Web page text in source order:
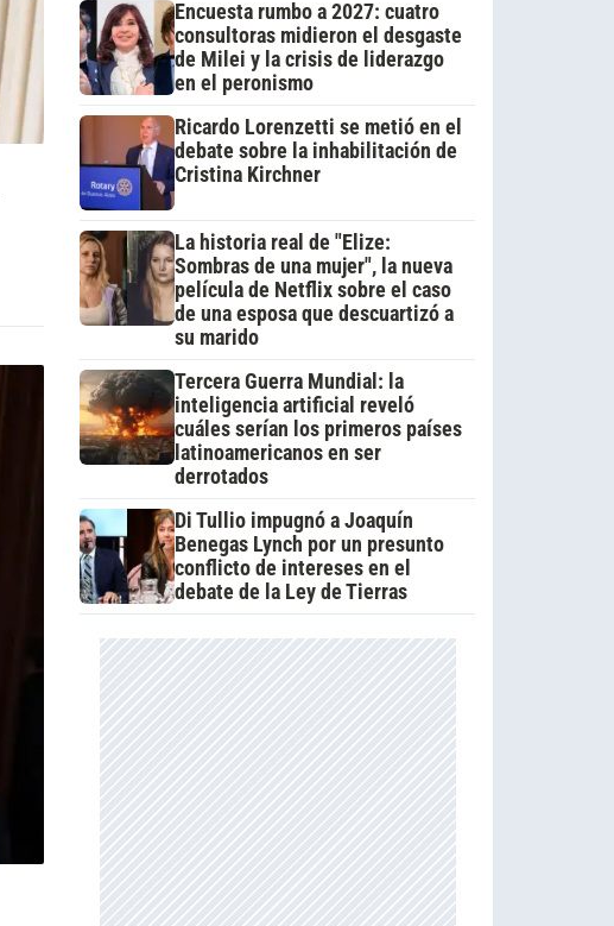
Encuesta rumbo a 2027: cuatro
consultoras midieron el desgaste
de Milei y la crisis de liderazgo
en el peronismo
Ricardo Lorenzetti se metió en el
debate sobre la inhabilitación de
Cristina Kirchner
La historia real de "Elize:
Sombras de una mujer", la nueva
película de Netflix sobre el caso
de una esposa que descuartizó a
su marido
Tercera Guerra Mundial: la
inteligencia artificial reveló
cuáles serían los primeros países
latinoamericanos en ser
derrotados
Di Tullio impugnó a Joaquín
Benegas Lynch por un presunto
conflicto de intereses en el
debate de la Ley de Tierras